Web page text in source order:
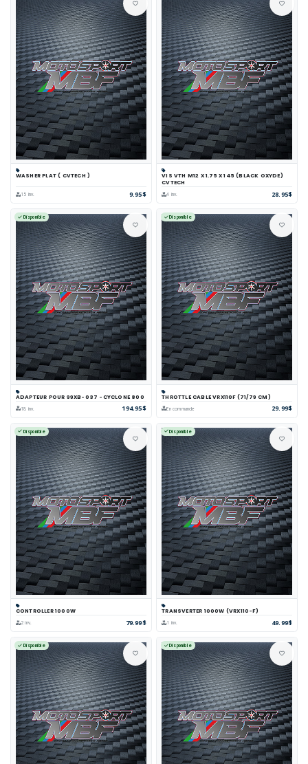
WASHER PLAT ( CVTECH )
15 inv. 9.95$
VIS VTH M12 X 1.75 X 145 (BLACK OXYDE)
CVTECH
4 inv. 28.95$
Disponible
ADAPTEUR POUR 99XB-037 -CYCLONE 800
18 inv. 194.95$
Disponible
THROTTLE CABLE VRX110F (71/79 CM)
En commande 29.99$
Disponible
CONTROLLER 1000W
2 inv. 79.99$
Disponible
TRANSVERTER 1000W (VRX110-F)
1 inv. 49.99$
Disponible Disponible